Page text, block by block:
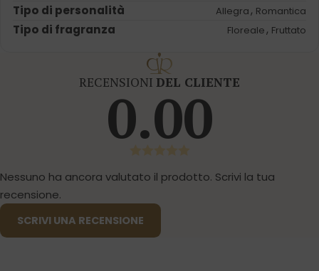
Tipo di personalità Allegra, Romantica
Tipo di fragranza Floreale, Fruttato
RECENSIONI DEL CLIENTE
0.00
Nessuno ha ancora valutato il prodotto. Scrivi la tua
recensione.
SCRIVI UNA RECENSIONE